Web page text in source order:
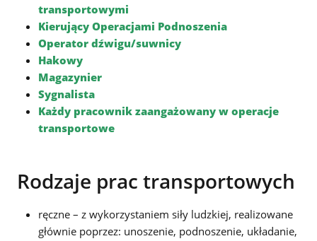
transportowymi
Kierujący Operacjami Podnoszenia
Operator dźwigu/suwnicy
Hakowy
Magazynier
Sygnalista
Każdy pracownik zaangażowany w operacje
transportowe
Rodzaje prac transportowych
ręczne – z wykorzystaniem siły ludzkiej, realizowane
głównie poprzez: unoszenie, podnoszenie, układanie,